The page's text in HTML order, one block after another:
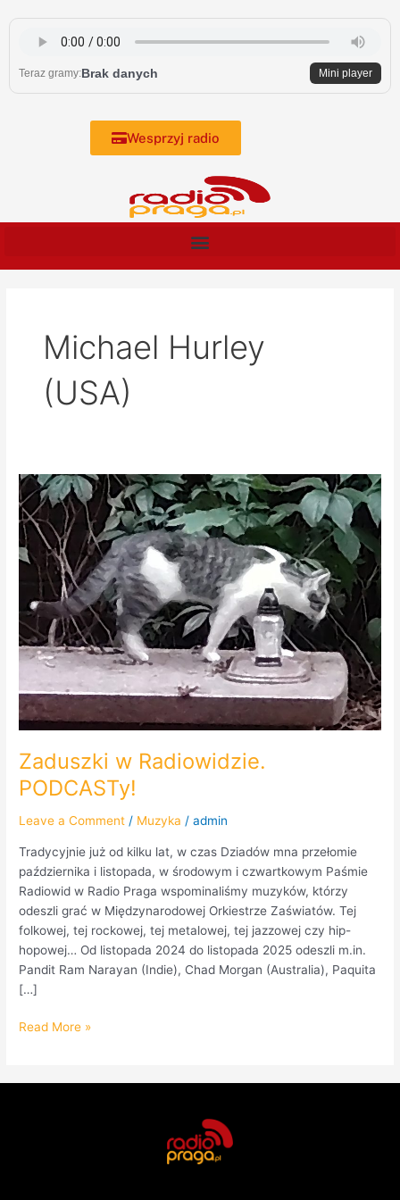
content
Teraz gramy:Brak danych Mini player
Wesprzyj radio
Michael Hurley
(USA)
Zaduszki w Radiowidzie.
PODCASTy!
Leave a Comment / Muzyka /admin
Tradycyjnie już od kilku lat, w czas Dziadów mna przełomie
października i listopada, w środowym i czwartkowym Paśmie
Radiowid w Radio Praga wspominaliśmy muzyków, którzy
odeszli grać w Międzynarodowej Orkiestrze Zaświatów. Tej
folkowej, tej rockowej, tej metalowej, tej jazzowej czy hip-
hopowej… Od listopada 2024 do listopada 2025 odeszli m.in.
Pandit Ram Narayan (Indie), Chad Morgan (Australia), Paquita
[…]
Zaduszki
w
Radiowidzie.
PODCASTy!
Read More »